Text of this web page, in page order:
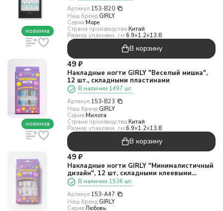
новинка
Артикул:153-B20
Наш бренд:GIRLY
Серия:Море
Страна производства:Китай
Размер упаковки, см:6.9×1.2×13.8
В корзину
новинка
49 ₽
Накладные ногти GIRLY "Веселый мишка",
12 шт., складными пластинами
В наличии 1497 шт.
Артикул:153-B23
Наш бренд:GIRLY
Серия:Милота
Страна производства:Китай
Размер упаковки, см:6.9×1.2×13.8
В корзину
49 ₽
Накладные ногти GIRLY "Минималистичный
дизайн", 12 шт, складными клеевыми
пластинами
В наличии 1536 шт.
Артикул:153-A47
Наш бренд:GIRLY
Серия:Любовь